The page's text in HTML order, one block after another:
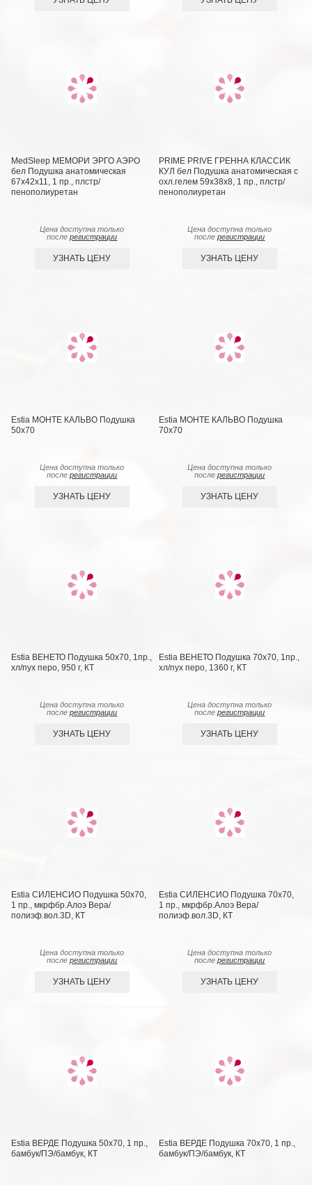
MedSleep МЕМОРИ ЭРГО АЭРО
бел Подушка анатомическая
67x42x11, 1 пр., плстр/
пенополиуретан
Цена доступна только
послерегистрации
УЗНАТЬ ЦЕНУ
PRIME PRIVE ГРЕННА КЛАССИК
КУЛ бел Подушка анатомическая с
охл.гелем 59х38х8, 1 пр., плстр/
пенополиуретан
Цена доступна только
послерегистрации
УЗНАТЬ ЦЕНУ
Estia МОНТЕ КАЛЬВО Подушка
50х70
Цена доступна только
послерегистрации
УЗНАТЬ ЦЕНУ
Estia МОНТЕ КАЛЬВО Подушка
70х70
Цена доступна только
послерегистрации
УЗНАТЬ ЦЕНУ
Estia ВЕНЕТО Подушка 50х70, 1пр.,
хл/пух перо, 950 г, КТ
Цена доступна только
послерегистрации
УЗНАТЬ ЦЕНУ
Estia ВЕНЕТО Подушка 70х70, 1пр.,
хл/пух перо, 1360 г, КТ
Цена доступна только
послерегистрации
УЗНАТЬ ЦЕНУ
Estia СИЛЕНСИО Подушка 50х70,
1 пр., мкрфбр.Алоэ Вера/
полиэф.вол.3D, КТ
Цена доступна только
послерегистрации
УЗНАТЬ ЦЕНУ
Estia СИЛЕНСИО Подушка 70х70,
1 пр., мкрфбр.Алоэ Вера/
полиэф.вол.3D, КТ
Цена доступна только
послерегистрации
УЗНАТЬ ЦЕНУ
Estia ВЕРДЕ Подушка 50х70, 1 пр.,
бамбук/ПЭ/бамбук, КТ
Estia ВЕРДЕ Подушка 70х70, 1 пр.,
бамбук/ПЭ/бамбук, КТ